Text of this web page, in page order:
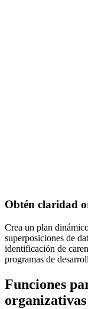
Obtén claridad
Crea un plan
superposiciones de
identificación de
programas de
Funciones
organizativas